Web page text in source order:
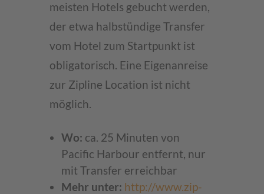
meisten Hotels gebucht werden,
der etwa halbstündige Transfer
vom Hotel zum Startpunkt ist
obligatorisch. Eine Eigenanreise
zur Zipline Location ist nicht
möglich.
Wo: ca. 25 Minuten von
Pacific Harbour entfernt, nur
mit Transfer erreichbar
Mehr unter: http://www.zip-